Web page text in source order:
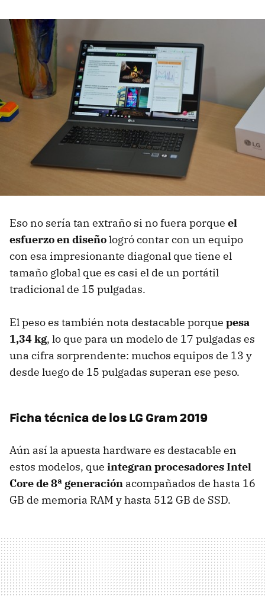
Eso no sería tan extraño si no fuera porque el
esfuerzo en diseñologró contar con un equipo
con esa impresionante diagonal que tiene el
tamaño global que es casi el de un portátil
tradicional de 15 pulgadas.
El peso es también nota destacable porque pesa
1,34 kg, lo que para un modelo de 17 pulgadas es
una cifra sorprendente: muchos equipos de 13 y
desde luego de 15 pulgadas superan ese peso.
Ficha técnica de los LG Gram 2019
Aún así la apuesta hardware es destacable en
estos modelos, que integran procesadores Intel
Core de 8ª generación acompañados de hasta 16
GB de memoria RAM y hasta 512 GB de SSD.